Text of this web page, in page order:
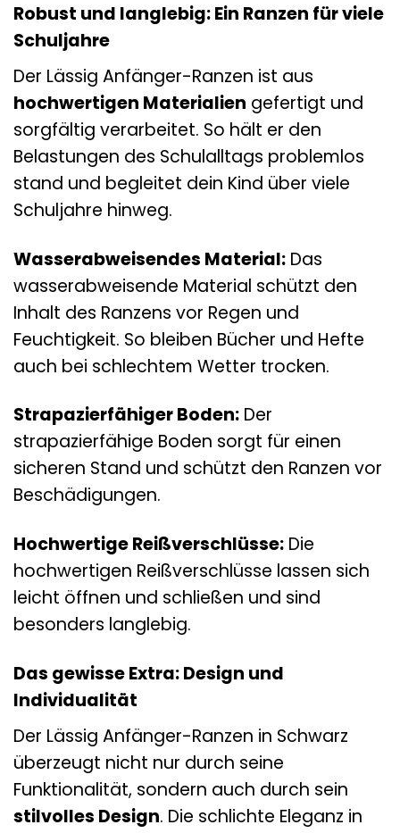
Robust und langlebig: Ein Ranzen für viele
Schuljahre
Der Lässig Anfänger-Ranzen ist aus
hochwertigen Materialien gefertigt und
sorgfältig verarbeitet. So hält er den
Belastungen des Schulalltags problemlos
stand und begleitet dein Kind über viele
Schuljahre hinweg.
Wasserabweisendes Material: Das
wasserabweisende Material schützt den
Inhalt des Ranzens vor Regen und
Feuchtigkeit. So bleiben Bücher und Hefte
auch bei schlechtem Wetter trocken.
Strapazierfähiger Boden: Der
strapazierfähige Boden sorgt für einen
sicheren Stand und schützt den Ranzen vor
Beschädigungen.
Hochwertige Reißverschlüsse: Die
hochwertigen Reißverschlüsse lassen sich
leicht öffnen und schließen und sind
besonders langlebig.
Das gewisse Extra: Design und
Individualität
Der Lässig Anfänger-Ranzen in Schwarz
überzeugt nicht nur durch seine
Funktionalität, sondern auch durch sein
stilvolles Design. Die schlichte Eleganz in